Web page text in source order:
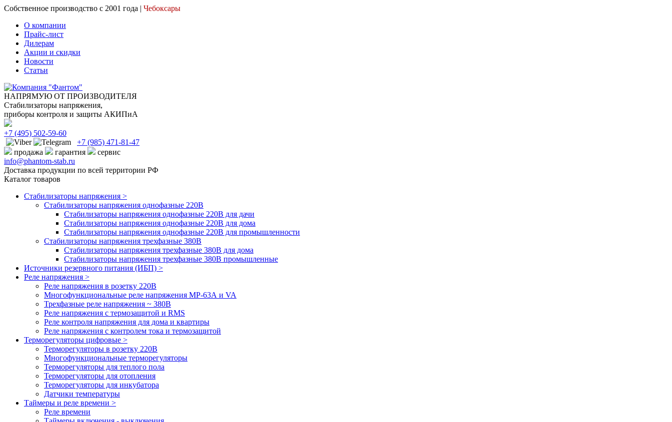
Собственное производство с 2001 года | Чебоксары
О компании
Прайс-лист
Дилерам
Акции и скидки
Новости
Статьи
НАПРЯМУЮ ОТ ПРОИЗВОДИТЕЛЯ
Стабилизаторы напряжения,
приборы контроля и защиты АКИПиА
+7 (495) 502-59-60
+7 (985) 471-81-47
продажа
гарантия
сервис
info@phantom-stab.ru
Доставка продукции по всей территории РФ
Каталог товаров
Стабилизаторы напряжения >
Cтабилизаторы напряжения однофазные 220В
Стабилизаторы напряжения однофазные 220В для дачи
Стабилизаторы напряжения однофазные 220В для дома
Стабилизаторы напряжения однофазные 220В для промышленности
Стабилизаторы напряжения трехфазные 380В
Cтабилизаторы напряжения трехфазные 380В для дома
Стабилизаторы напряжения трехфазные 380В промышленные
Источники резервного питания (ИБП) >
Реле напряжения >
Реле напряжения в розетку 220В
Многофункциональные реле напряжения МР-63А и VA
Трехфазные реле напряжения ~ 380В
Реле напряжения с термозащитой и RMS
Реле контроля напряжения для дома и квартиры
Реле напряжения с контролем тока и термозащитой
Терморегуляторы цифровые >
Терморегуляторы в розетку 220В
Многофункциональные терморегуляторы
Терморегуляторы для теплого пола
Терморегуляторы для отопления
Терморегуляторы для инкубатора
Датчики температуры
Таймеры и реле времени >
Реле времени